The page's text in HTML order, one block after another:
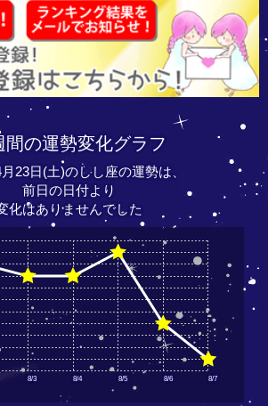
間の運勢変化グラフ
23日(土)のしし座の運勢は、
前日の日付より
化はありませんでした
8/3 8/4 8/5 8/6 8/7